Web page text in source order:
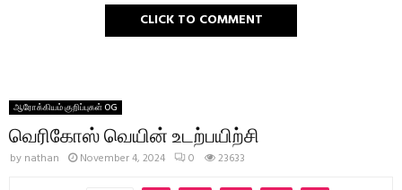
CLICK TO COMMENT
ஆரோக்கியம் குறிப்புகள் OG
வெரிகோஸ் வெயின் உடற்பயிற்சி
by nathan November 4, 2024 0 23633